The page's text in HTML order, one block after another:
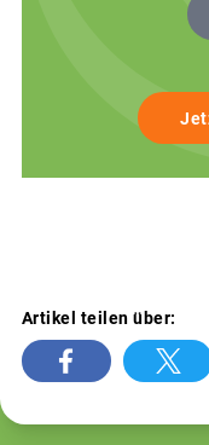
Artikel teilen über: